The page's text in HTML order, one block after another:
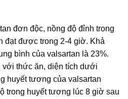
đơn độc, nồng độ đỉnh trong
đạt được trong 2-4 giờ. Khả
bình của valsartan là 23%.
với thức ăn, diện tích dưới
huyết tương của valsartan
trong huyết tương lúc 8 giờ sau